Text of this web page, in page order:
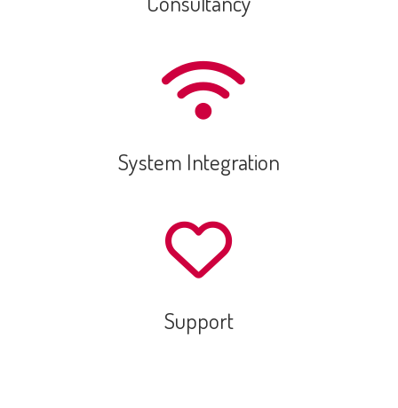
System Integration
Support